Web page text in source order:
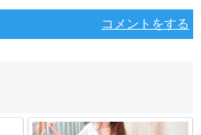
コメントをする